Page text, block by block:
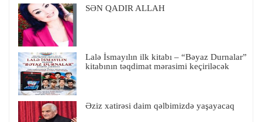
SƏN QADIR ALLAH
Lalə İsmayılın ilk kitabı – “Bəyaz Durnalar”
kitabının təqdimat mərasimi keçiriləcək
Əziz xatirəsi daim qəlbimizdə yaşayacaq